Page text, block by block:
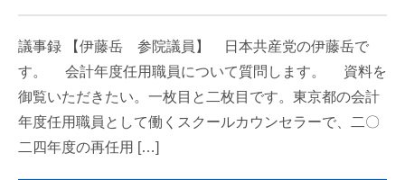
議事録 【伊藤岳 参院議員】 日本共産党の伊藤岳で
す。 会計年度任用職員について質問します。 資料を
御覧いただきたい。一枚目と二枚目です。東京都の会計
年度任用職員として働くスクールカウンセラーで、二〇
二四年度の再任用 […]